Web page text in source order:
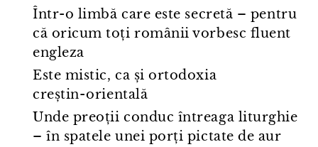
Într⁠-⁠o limbă care este secretă – pentru
că oricum toți românii vorbesc fluent
engleza
Este mistic, ca și ortodoxia
creștin⁠-⁠orientală
Unde preoții conduc întreaga liturghie
– în spatele unei porți pictate de aur